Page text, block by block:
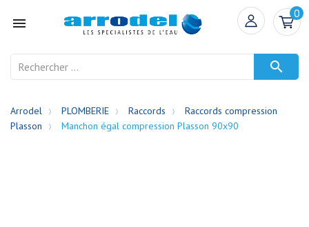

0

Arrodel PLOMBERIE Raccords
Raccords compression
Plasson
Manchon égal compression Plasson 90x90